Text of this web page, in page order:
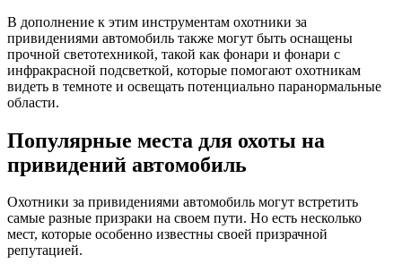
В дополнение к этим инструментам охотники за
привидениями автомобиль также могут быть оснащены
прочной светотехникой, такой как фонари и фонари с
инфракрасной подсветкой, которые помогают охотникам
видеть в темноте и освещать потенциально паранормальные
области.
Популярные места для охоты на
привидений автомобиль
Охотники за привидениями автомобиль могут встретить
самые разные призраки на своем пути. Но есть несколько
мест, которые особенно известны своей призрачной
репутацией.